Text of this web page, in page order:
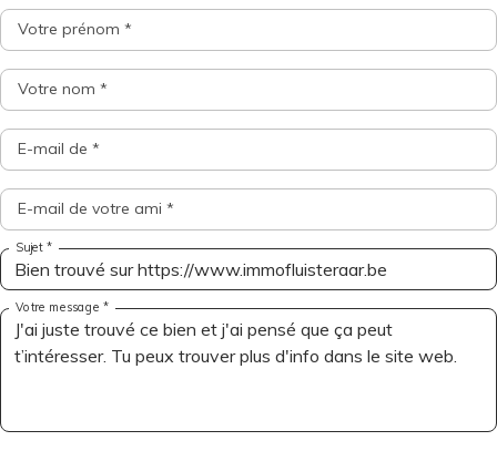
Votre prénom *
Votre nom *
E-mail de *
E-mail de votre ami *
Sujet *
Votre message *